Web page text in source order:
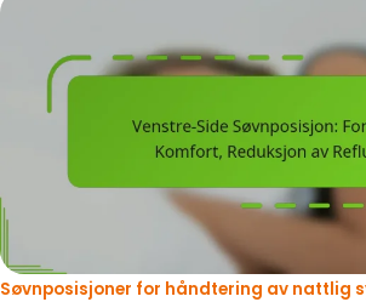
Søvnposisjoner for håndtering av nattlig